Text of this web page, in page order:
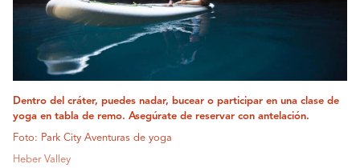
Dentro del cráter, puedes nadar, bucear o participar en una clase de
yoga en tabla de remo. Asegúrate de reservar con antelación.
Foto: Park City Aventuras de yoga
Heber Valley